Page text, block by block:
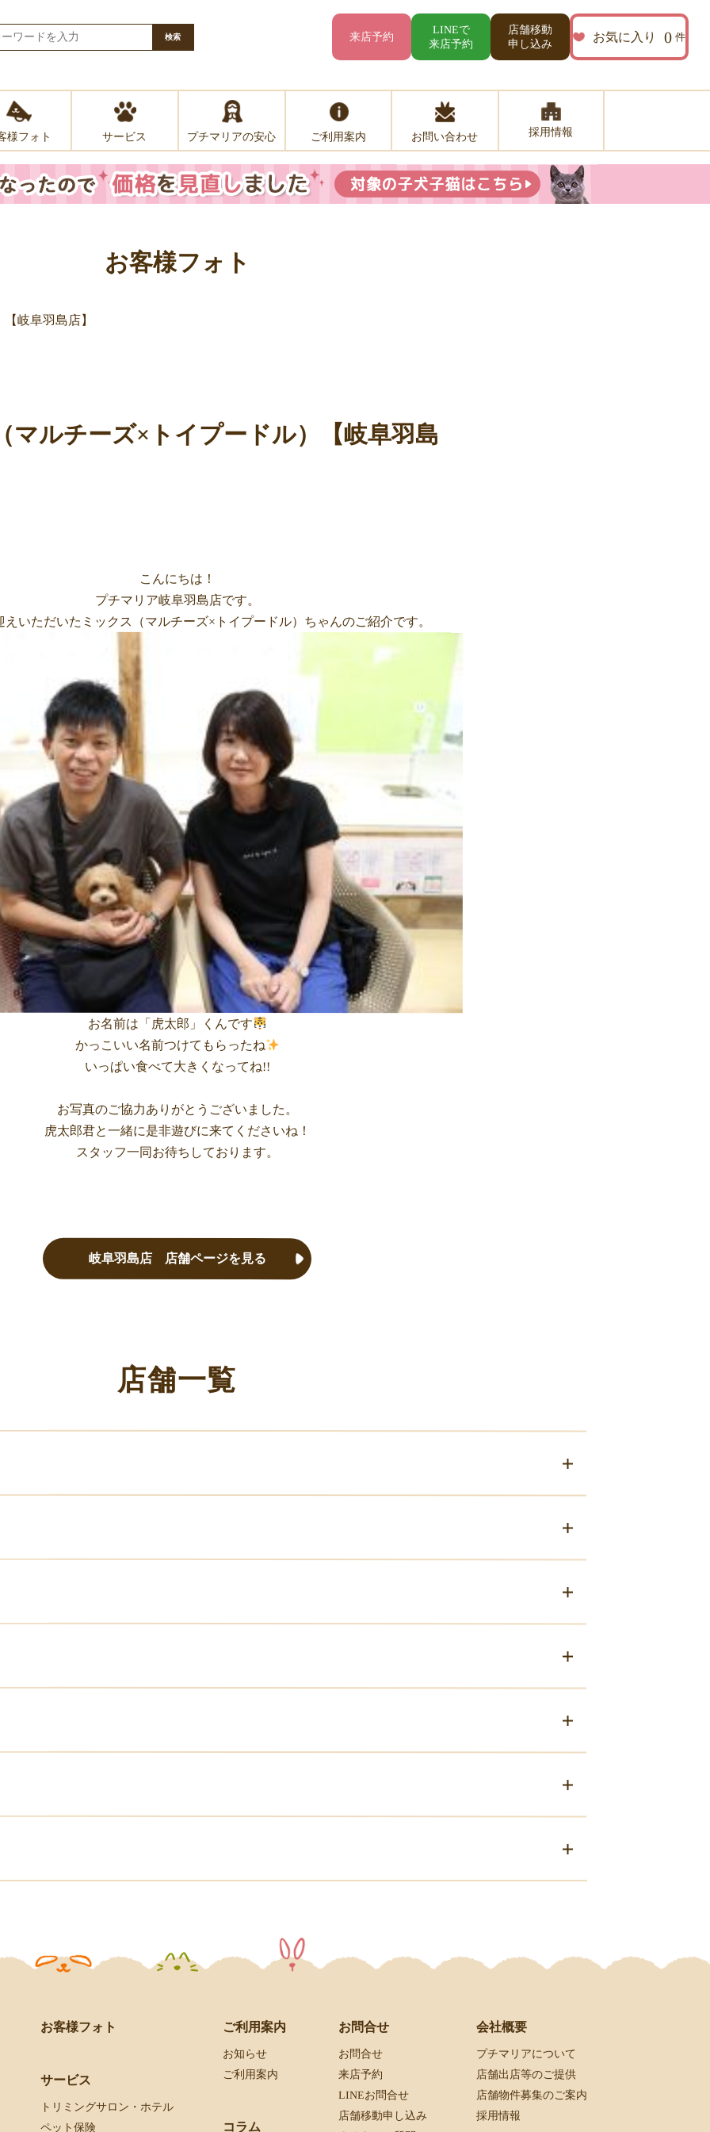
検索 来店予約
LINEで
来店予約
店舗移動
申し込み
お気に入り 0 件
様フォト サービス プチマリアの安心 ご利用案内 お問い合わせ 採用情報
お客様フォト
岐阜羽島店】
マルチーズ×トイプードル）【岐阜羽島
こんにちは！
プチマリア岐阜羽島店です。
えいただいたミックス（マルチーズ×トイプードル）ちゃんのご紹介です。
お名前は「虎太郎」くんです
かっこいい名前つけてもらったね
いっぱい食べて大きくなってね!!
お写真のご協力ありがとうございました。
虎太郎君と一緒に是非遊びに来てくださいね！
スタッフ一同お待ちしております。
岐阜羽島店 店舗ページを見る
店舗一覧
お客様フォト
サービス
トリミングサロン・ホテル
ペット保険
ご利用案内
お知らせ
ご利用案内
コラム
お問合せ
お問合せ
来店予約
LINEお問合せ
店舗移動申し込み
会社概要
プチマリアについて
店舗出店等のご提供
店舗物件募集のご案内
採用情報